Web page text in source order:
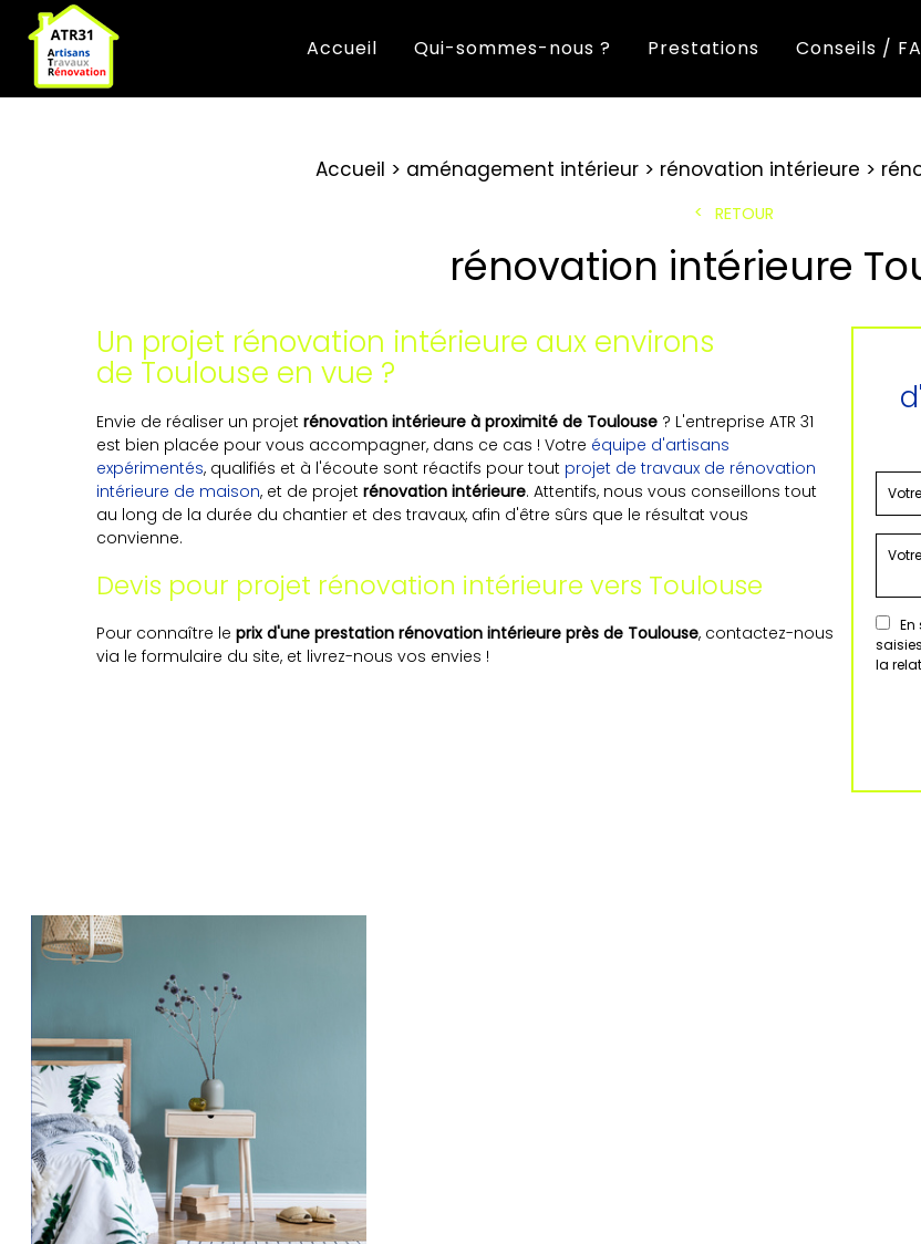
Accueil Qui-sommes-nous ? Prestations Conseils /
Accueil aménagement intérieur rénovation intérieure
RETOUR
rénovation intérieure
Un projet rénovation intérieure aux environs
de Toulouse en vue ?
Envie de réaliser un projet rénovation intérieure à proximité de Toulouse ? L'entreprise ATR 31
est bien placée pour vous accompagner, dans ce cas ! Votre équipe d'artisans
expérimentés, qualifiés et à l'écoute sont réactifs pour tout projet de travaux de rénovation
intérieure de maison, et de projet rénovation intérieure. Attentifs, nous vous conseillons tout
au long de la durée du chantier et des travaux, afin d'être sûrs que le résultat vous
convienne.
Devis pour projet rénovation intérieure vers Toulouse
Pour connaître le prix d'une prestation rénovation intérieure près de Toulouse, contactez-nous
via le formulaire du site, et livrez-nous vos envies !
la